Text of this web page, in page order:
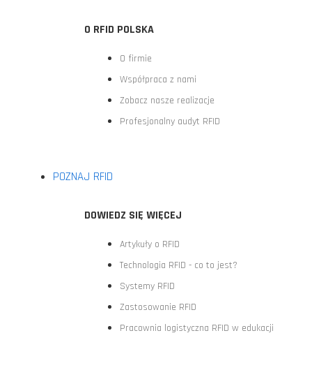
O RFID POLSKA
O firmie
Współpraca z nami
Zobacz nasze realizacje
Profesjonalny audyt RFID
POZNAJ RFID
DOWIEDZ SIĘ WIĘCEJ
Artykuły o RFID
Technologia RFID - co to jest?
Systemy RFID
Zastosowanie RFID
Pracownia logistyczna RFID w edukacji